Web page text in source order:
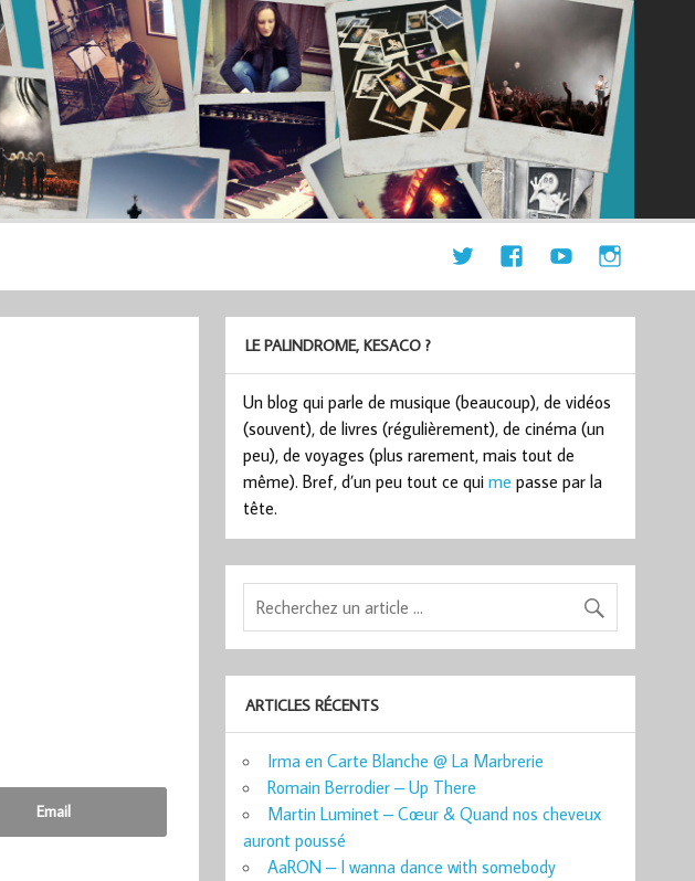
Email
LE PALINDROME, KESACO ?
Un blog qui parle de musique (beaucoup), de vidéos
(souvent), de livres (régulièrement), de cinéma (un
peu), de voyages (plus rarement, mais tout de
même). Bref, d’un peu tout ce quime passe par la
tête.
ARTICLES RÉCENTS
Irma en Carte Blanche @ La Marbrerie
Romain Berrodier – Up There
Martin Luminet – Cœur & Quand nos cheveux
auront poussé
AaRON – I wanna dance with somebody